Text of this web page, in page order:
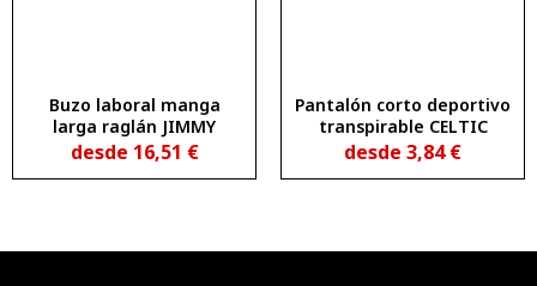
Buzo laboral manga
larga raglán JIMMY
desde 16,51 €
Pantalón corto deportivo
transpirable CELTIC
desde 3,84€